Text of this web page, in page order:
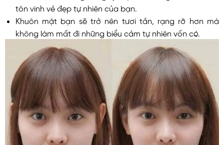
tôn vinh vẻ đẹp tự nhiên của bạn.
Khuôn mặt bạn sẽ trở nên tươi tắn, rạng rỡ hơn mà
không làm mất đi những biểu cảm tự nhiên vốn có.